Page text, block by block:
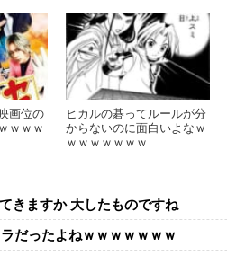
画位の
ｗｗｗ
ヒカルの碁ってルールが分
からないのに面白いよなｗ
ｗｗｗｗｗｗｗ
きますか 大したものですね
だったよねｗｗｗｗｗｗｗ